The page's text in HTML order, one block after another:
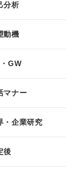
分析
動機
GW
マナー
・企業研究
後